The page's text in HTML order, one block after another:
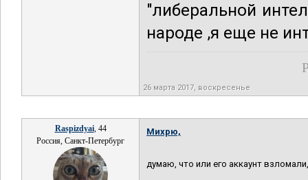
"либеральной
народе ,я еще не
26 марта 2017, воскресенье
Raspizdyai, 44
Россия, Санкт-Петербург
Михрю,
думаю, что или его аккаунт